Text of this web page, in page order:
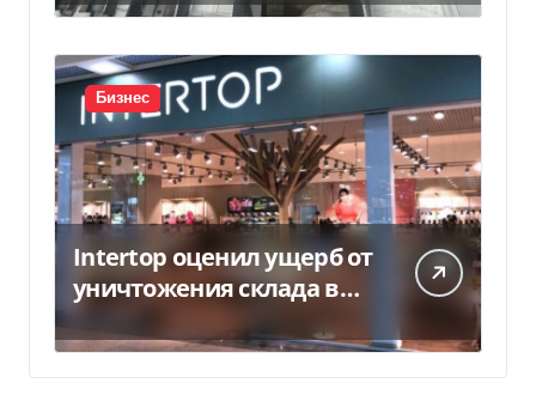
Бизнес
Intertop оценил ущерб от
уничтожения склада в